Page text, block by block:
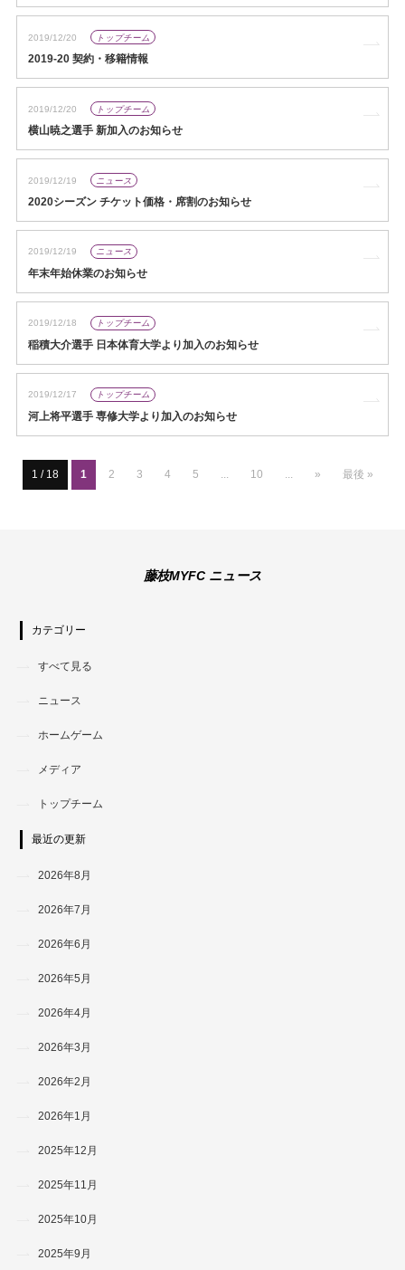
2019/12/20 トップチーム
2019-20 契約・移籍情報
2019/12/20 トップチーム
横山暁之選手 新加入のお知らせ
2019/12/19 ニュース
2020シーズン チケット価格・席割のお知らせ
2019/12/19 ニュース
年末年始休業のお知らせ
2019/12/18 トップチーム
稲積大介選手 日本体育大学より加入のお知らせ
2019/12/17 トップチーム
河上将平選手 専修大学より加入のお知らせ
1 / 18 1 2 3 4 5 ... 10 ... » 最後 »
藤枝MYFC ニュース
カテゴリー
すべて見る
ニュース
ホームゲーム
メディア
トップチーム
最近の更新
2026年8月
2026年7月
2026年6月
2026年5月
2026年4月
2026年3月
2026年2月
2026年1月
2025年12月
2025年11月
2025年10月
2025年9月